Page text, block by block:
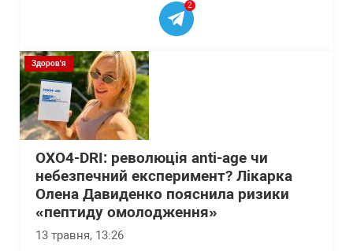
2
Здоров'я
OXO4-DRI: революція anti-age чи
небезпечний експеримент? Лікарка
Олена Давиденко пояснила ризики
«пептиду омолодження»
13 травня, 13:26